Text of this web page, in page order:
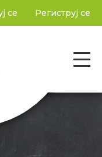
се Региструј се